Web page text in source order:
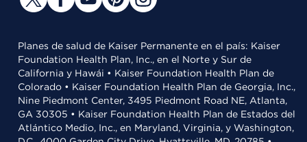
Planes de salud de Kaiser Permanente en el país: Kaiser
Foundation Health Plan, Inc., en el Norte y Sur de
California y Hawái • Kaiser Foundation Health Plan de
Colorado • Kaiser Foundation Health Plan de Georgia, Inc.,
Nine Piedmont Center, 3495 Piedmont Road NE, Atlanta,
GA 30305 • Kaiser Foundation Health Plan de Estados del
Atlántico Medio, Inc., en Maryland, Virginia, y Washington,